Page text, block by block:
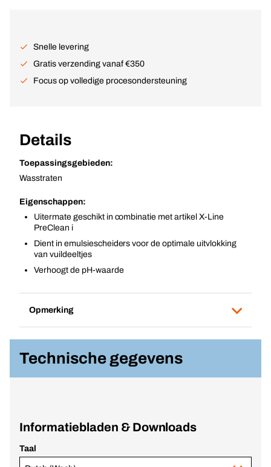
Snelle levering
Gratis verzending vanaf €350
Focus op volledige procesondersteuning
Details
Toepassingsgebieden:
Wasstraten
Eigenschappen:
Uitermate geschikt in combinatie met artikel X-Line
PreClean i
Dient in emulsiescheiders voor de optimale uitvlokking
van vuildeeltjes
Verhoogt de pH-waarde
Opmerking
Technische gegevens
Informatiebladen & Downloads
Taal